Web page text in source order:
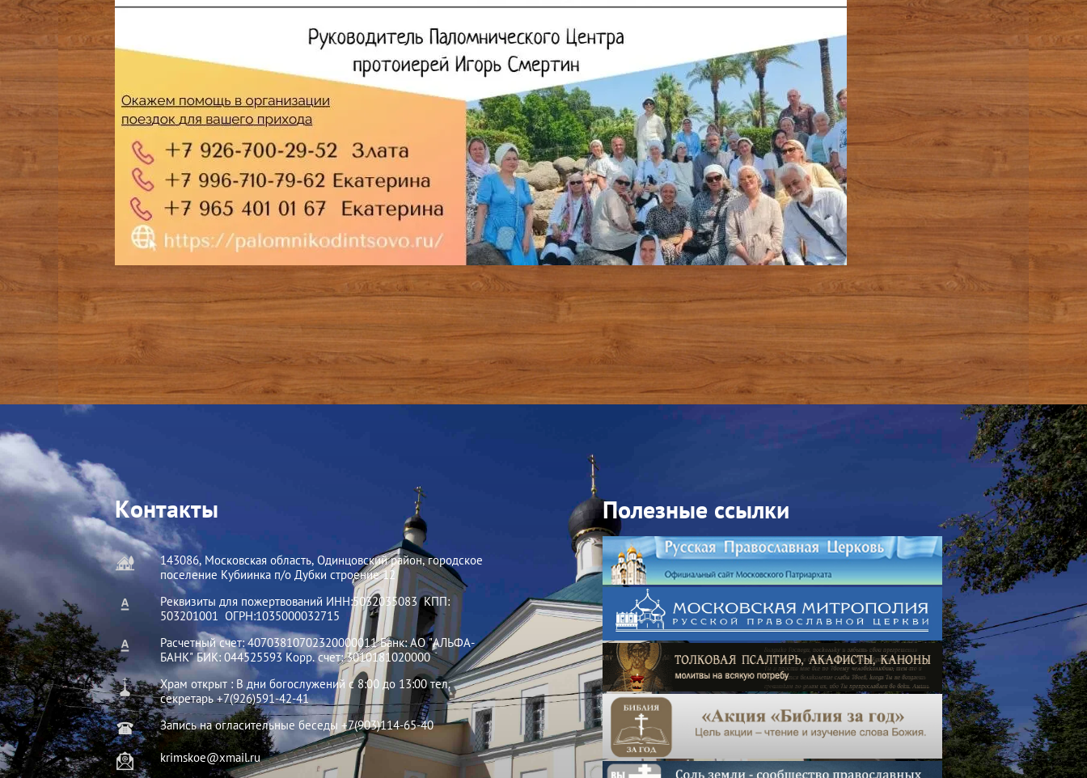
Контакты
143086, Московская область, Одинцовский район, городское
поселение Кубиинка п/о Дубки строение 12
Реквизиты для пожертвований ИНН:5032035083 КПП:
503201001 ОГРН:1035000032715
Расчетный счет: 40703810702320000011 Банк: АО "АЛЬФА-
БАНК" БИК: 044525593 Корр. счет: 3010181020000
Храм открыт : В дни богослужений с 8:00 до 13:00 тел.
секретарь +7(926)591-42-41
Запись на огласительные беседы +7(903)114-65-40
krimskoe@xmail.ru
Полезные ссылки